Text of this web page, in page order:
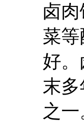
卤
菜
好。
末
之一